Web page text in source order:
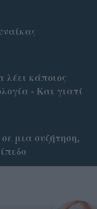
κάποιος
- Και γιατί
μια συζήτηση,